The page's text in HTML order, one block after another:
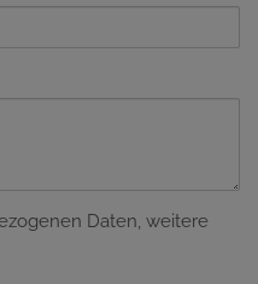
Daten, weitere